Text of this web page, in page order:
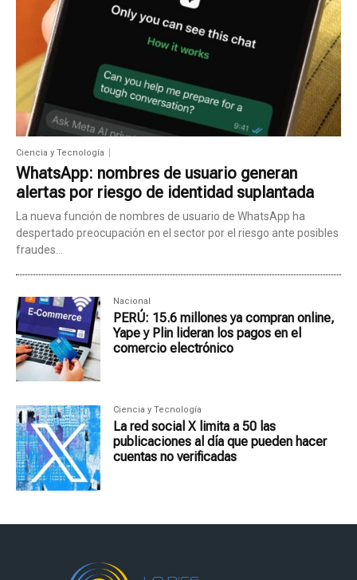
Ciencia y Tecnología
WhatsApp: nombres de usuario generan
alertas por riesgo de identidad suplantada
La nueva función de nombres de usuario de WhatsApp ha
despertado preocupación en el sector por el riesgo ante posibles
fraudes...
Nacional
PERÚ: 15.6 millones ya compran online,
Yape y Plin lideran los pagos en el
comercio electrónico
Ciencia y Tecnología
La red social X limita a 50 las
publicaciones al día que pueden hacer
cuentas no verificadas